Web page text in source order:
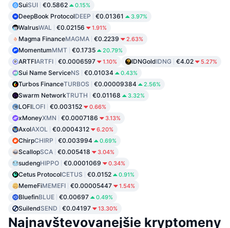
SuiSUI €0.5862 0.15%
DeepBook ProtocolDEEP €0.01361 3.97%
WalrusWAL €0.02156 1.91%
Magma FinanceMAGMA €0.2239 2.63%
MomentumMMT €0.1735 20.79%
ARTFIARTFI €0.0006597 1.10% IDNGoldIDNG €4.02 5.27%
Sui Name ServiceNS €0.01034 0.43%
Turbos FinanceTURBOS €0.00009384 2.56%
Swarm NetworkTRUTH €0.01168 3.32%
LOFILOFI €0.003152 0.66%
xMoneyXMN €0.0007186 3.13%
AxolAXOL €0.0004312 6.20%
ChirpCHIRP €0.003994 0.69%
ScallopSCA €0.005418 3.04%
sudengHIPPO €0.0001069 0.34%
Cetus ProtocolCETUS €0.0152 0.91%
MemeFiMEMEFI €0.00005447 1.54%
BluefinBLUE €0.00697 0.49%
SuilendSEND €0.04197 13.30%
Najnavštevovanejšie kryptomeny